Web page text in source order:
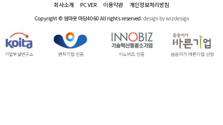
회사소개 PC VER 이용약관 개인정보처리방침
Copyright © 엄마옷 마담4060 All rights reserved. design by wizdesign